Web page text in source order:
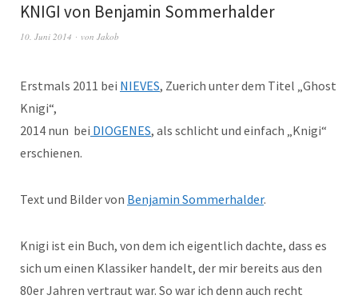
KNIGI von Benjamin Sommerhalder
10. Juni 2014 von Jakob
Erstmals 2011 bei NIEVES, Zuerich unter dem Titel „Ghost
Knigi“,
2014 nun bei DIOGENES, als schlicht und einfach „Knigi“
erschienen.
Text und Bilder von Benjamin Sommerhalder.
Knigi ist ein Buch, von dem ich eigentlich dachte, dass es
sich um einen Klassiker handelt, der mir bereits aus den
80er Jahren vertraut war. So war ich denn auch recht